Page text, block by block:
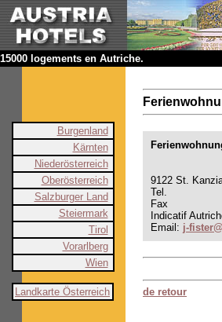
15000 logements en Autriche.
Burgenland
Kärnten
Niederösterreich
Oberösterreich
Salzburger Land
Steiermark
Tirol
Vorarlberg
Wien
Landkarte Österreich
9122 St.
Tel.
Fax
Indicatif
Email: j-
de retour